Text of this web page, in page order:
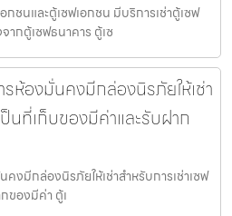
ชนและตู้เซฟเอกชน มีบริการเช่าตู้เซฟ
ากตู้เซฟธนาคาร ตู้เซ
รห้องมั่นคงมีกล่องนิรภัยให้เช่า
ป็นที่เก็บของมีค่าและรับฝาก
คงมีกล่องนิรภัยให้เช่าสำหรับการเช่าเซฟ
ของมีค่า ตู้เ